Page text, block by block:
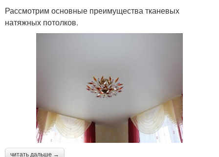
Рассмотрим основные преимущества тканевых
натяжных потолков.
читать дальше →